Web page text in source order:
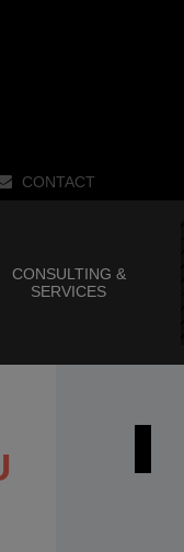
CONTACT
CONSULTING &
SERVICES